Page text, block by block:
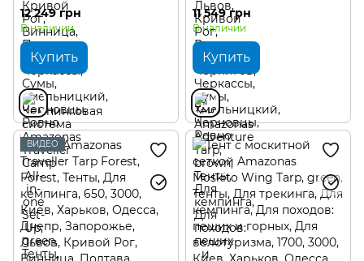
12 249 грн
В наличии
Купить
11 549 грн
В наличии
Купить
ВИДЕО